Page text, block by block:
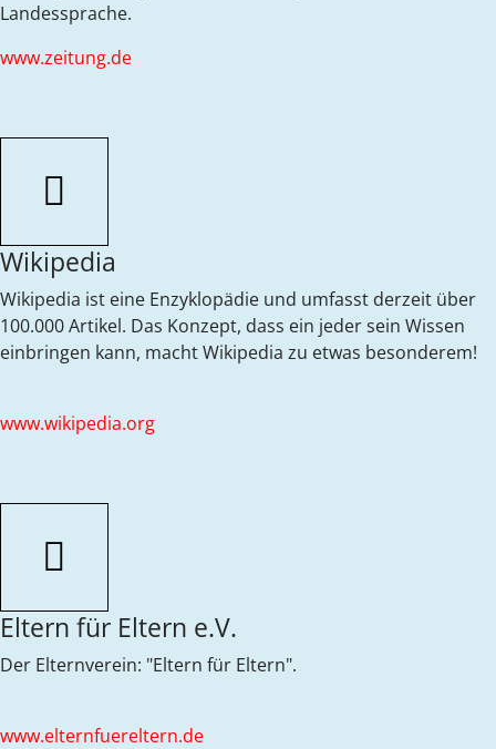
Landessprache.
www.zeitung.de
Wikipedia
Wikipedia ist eine Enzyklopädie und umfasst derzeit über
100.000 Artikel. Das Konzept, dass ein jeder sein Wissen
einbringen kann, macht Wikipedia zu etwas besonderem!
www.wikipedia.org
Eltern für Eltern e.V.
Der Elternverein: "Eltern für Eltern".
www.elternfuereltern.de